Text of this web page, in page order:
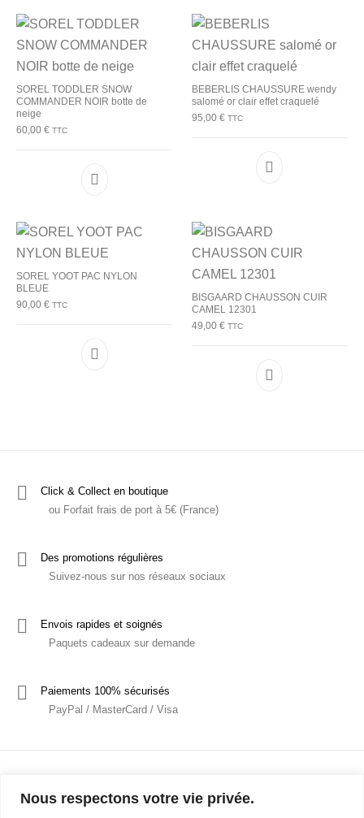
Nous respectons votre vie privée.
SOREL TODDLER SNOW
COMMANDER NOIR botte de
neige
60,00€ TTC
Ce produit a plusieurs variations. Les options
BEBERLIS CHAUSSURE wendy
salomé or clair effet craquelé
95,00 € TTC
Ce produit a
SOREL YOOT PAC NYLON
BLEUE
90,00€ TTC
Ce produit a plusieurs variations. Les options
BISGAARD CHAUSSON CUIR
CAMEL 12301
49,00 € TTC
Ce produit a
Click & Collect en boutique
ou Forfait frais de port à 5€ (France)
Des promotions régulières
Suivez-nous sur nos réseaux sociaux
Envois rapides et soignés
Paquets cadeaux sur demande
Paiements 100% sécurisés
PayPal / MasterCard / Visa